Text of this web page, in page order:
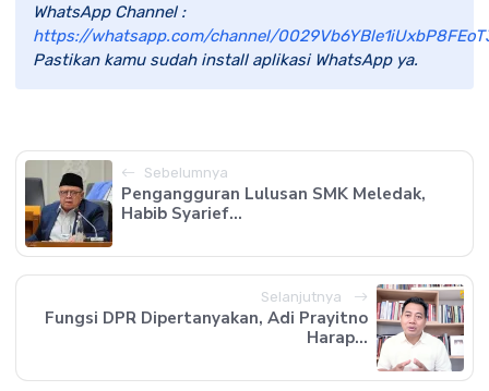
WhatsApp Channel :
https://whatsapp.com/channel/
Pastikan kamu sudah install aplikasi WhatsApp ya.
Sebelumnya
Pengangguran Lulusan SMK Meledak,
Habib Syarief...
Selanjutnya
Fungsi DPR Dipertanyakan, Adi Prayitno
Harap...